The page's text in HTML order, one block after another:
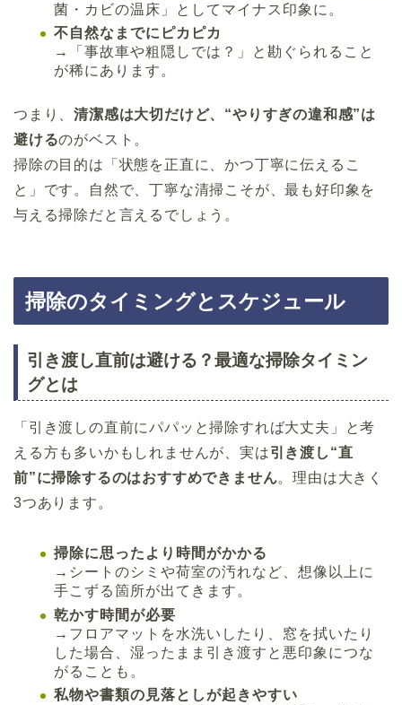
菌・カビの温床」としてマイナス印象に。
不自然なまでにピカピカ
→「事故車や粗隠しでは？」と勘ぐられること
が稀にあります。
つまり、清潔感は大切だけど、“やりすぎの違和感”は
避けるのがベスト。
掃除の目的は「状態を正直に、かつ丁寧に伝えるこ
と」です。自然で、丁寧な清掃こそが、最も好印象を
与える掃除だと言えるでしょう。
掃除のタイミングとスケジュール
引き渡し直前は避ける？最適な掃除タイミン
グとは
「引き渡しの直前にパパッと掃除すれば大丈夫」と考
える方も多いかもしれませんが、実は引き渡し“直
前”に掃除するのはおすすめできません。理由は大きく
3つあります。
掃除に思ったより時間がかかる
→シートのシミや荷室の汚れなど、想像以上に
手こずる箇所が出てきます。
乾かす時間が必要
→フロアマットを水洗いしたり、窓を拭いたり
した場合、湿ったまま引き渡すと悪印象につな
がることも。
私物や書類の見落としが起きやすい